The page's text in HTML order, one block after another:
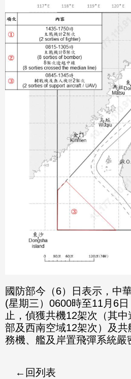
eBo
ok
Line
國防部今（6）日表示，中
(星期三）0600時至11月6
止，偵獲共機12架次（其
部及西南空域12架次）及
務機、艦及岸置飛彈系統嚴
回列表